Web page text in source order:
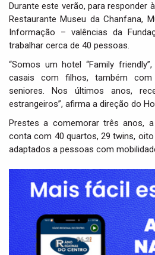
Durante este verão, para responder
Restaurante Museu da Chanfana,
Informação – valências da
trabalhar cerca de 40 pessoas.
“Somos um hotel “Family
casais com filhos, também
seniores. Nos últimos anos,
estrangeiros”, afirma a direção do
Prestes a comemorar três anos,
conta com 40 quartos, 29 twins,
adaptados a pessoas com